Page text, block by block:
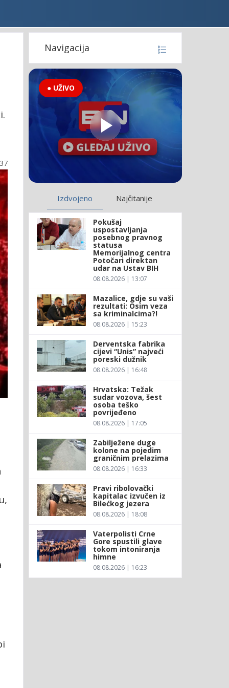
Navigacija
● UŽIVO
Izdvojeno Najčitanije
Pokušaj
uspostavljanja
posebnog pravnog
statusa
Memorijalnog centra
Potočari direktan
udar na Ustav BIH
08.08.2026 | 13:07
Mazalice, gdje su vaši
rezultati: Osim veza
sa kriminalcima?!
08.08.2026 | 15:23
Derventska fabrika
cijevi “Unis” najveći
poreski dužnik
08.08.2026 | 16:48
Hrvatska: Težak
sudar vozova, šest
osoba teško
povrijeđeno
08.08.2026 | 17:05
Zabilježene duge
kolone na pojedim
graničnim prelazima
08.08.2026 | 16:33
Pravi ribolovački
kapitalac izvučen iz
Bilećkog jezera
08.08.2026 | 18:08
Vaterpolisti Crne
Gore spustili glave
tokom intoniranja
himne
08.08.2026 | 16:23